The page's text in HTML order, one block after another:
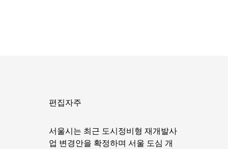
편집자주
서울시는 최근 도시정비형 재개발사
업 변경안을 확정하며 서울 도심 개